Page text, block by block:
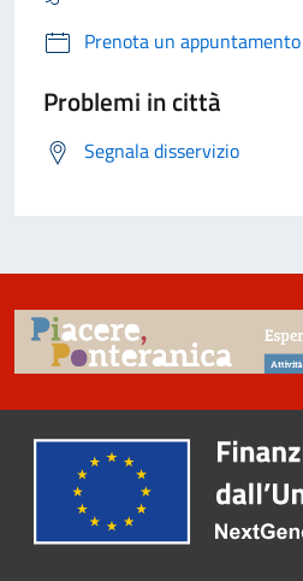
Prenota un appuntamento
Problemi in città
Segnala disservizio